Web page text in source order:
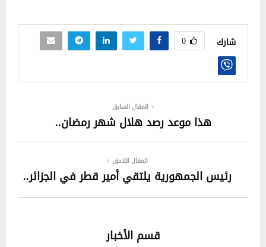
شارك 0
المقال السابق
هذا موعد رصد هلال شهر رمضان..
المقال اللاحق
رئيس الجمهورية يلتقي أمير قطر في الجزائر..
قسم الأخبار